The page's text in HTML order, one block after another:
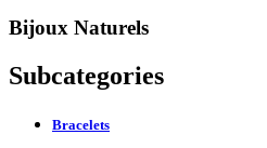
Bijoux Naturels
Subcategories
Bracelets